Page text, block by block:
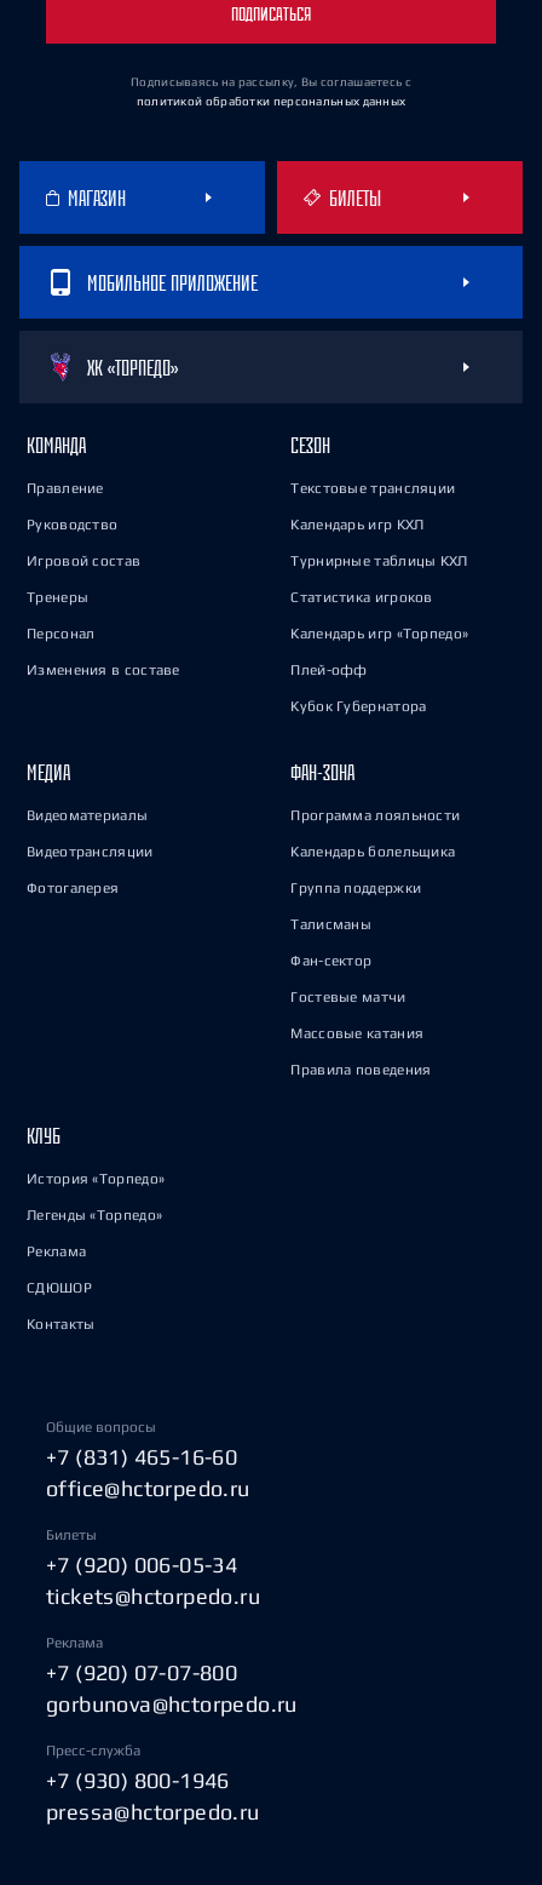
ПОДПИСАТЬСЯ
Подписываясь на рассылку, Вы соглашаетесь с
политикой обработки персональных данных
МАГАЗИН БИЛЕТЫ
МОБИЛЬНОЕ ПРИЛОЖЕНИЕ
ХК «ТОРПЕДО»
КОМАНДА
Правление
Руководство
Игровой состав
Тренеры
Персонал
Изменения в составе
СЕЗОН
Текстовые трансляции
Календарь игр КХЛ
Турнирные таблицы КХЛ
Статистика игроков
Календарь игр «Торпедо»
Плей-офф
Кубок Губернатора
МЕДИА
Видеоматериалы
Видеотрансляции
Фотогалерея
ФАН-ЗОНА
Программа лояльности
Календарь болельщика
Группа поддержки
Талисманы
Фан-сектор
Гостевые матчи
Массовые катания
Правила поведения
КЛУБ
История «Торпедо»
Легенды «Торпедо»
Реклама
СДЮШОР
Контакты
Общие вопросы
+7 (831) 465-16-60
office@hctorpedo.ru
Билеты
+7 (920) 006-05-34
tickets@hctorpedo.ru
Реклама
+7 (920) 07-07-800
gorbunova@hctorpedo.ru
Пресс-служба
+7 (930) 800-1946
pressa@hctorpedo.ru